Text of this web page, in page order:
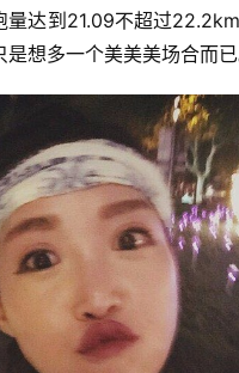
量达到21.09不超过
想多一个美美美场合而已